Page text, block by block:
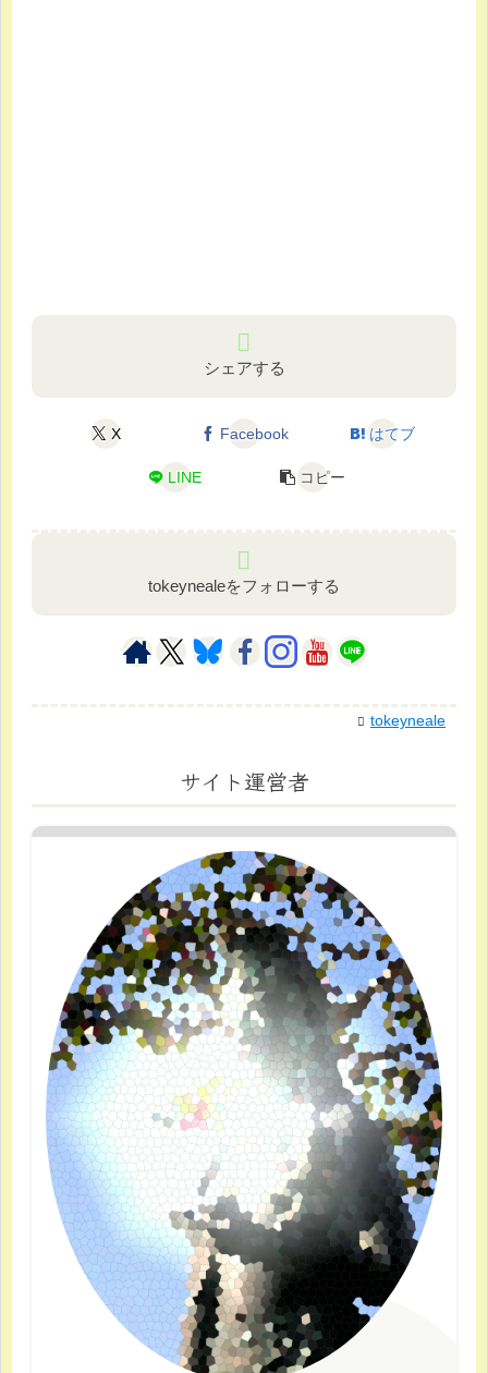
シェアする
X Facebook はてブ
LINE コピー
tokeynealeをフォローする
tokeyneale
サイト運営者